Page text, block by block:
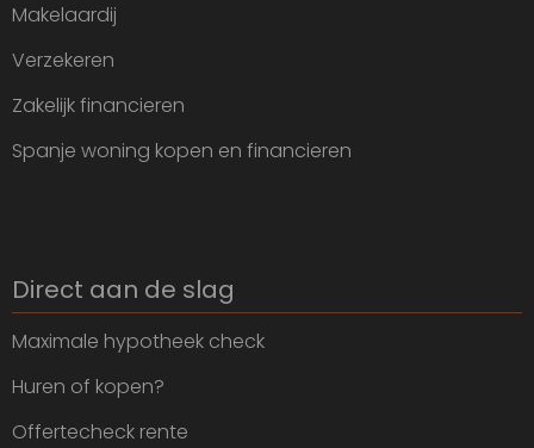
Makelaardij
Verzekeren
Zakelijk financieren
Spanje woning kopen en financieren
Direct aan de slag
Maximale hypotheek check
Huren of kopen?
Offertecheck rente